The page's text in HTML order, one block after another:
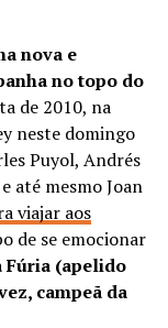
vitória na
o Vila Nova na
nova e
no topo do
de 2010, na
neste domingo
Puyol, Andrés
até mesmo Joan
viajar aos
de se emocionar
Fúria (apelido
campeã da